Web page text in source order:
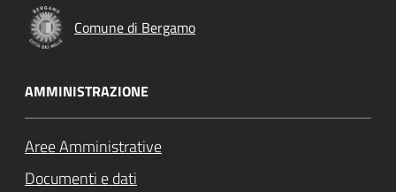
Comune di Bergamo
AMMINISTRAZIONE
Aree Amministrative
Documenti e dati